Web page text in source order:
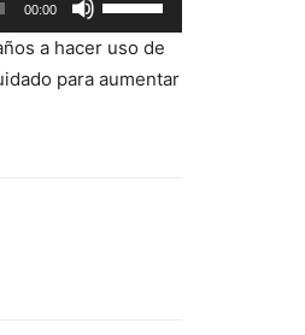
volumen.
00:00
las
teclas
de
a hacer uso de
para aumentar